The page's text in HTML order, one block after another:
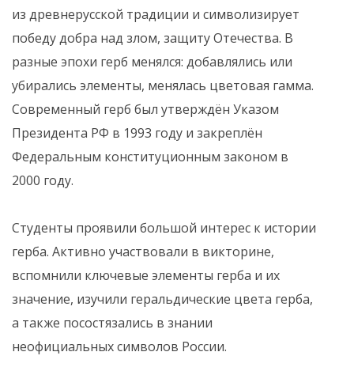
из древнерусской традиции и символизирует
победу добра над злом, защиту Отечества. В
разные эпохи герб менялся: добавлялись или
убирались элементы, менялась цветовая гамма.
Современный герб был утверждён Указом
Президента РФ в 1993 году и закреплён
Федеральным конституционным законом в
2000 году.
Студенты проявили большой интерес к истории
герба. Активно участвовали в викторине,
вспомнили ключевые элементы герба и их
значение, изучили геральдические цвета герба,
а также посостязались в знании
неофициальных символов России.